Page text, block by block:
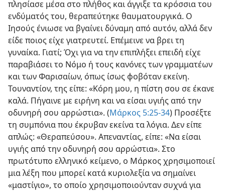
πλησίασε μέσα στο πλήθος και άγγιξε τα κρόσσια του
ενδύματός του, θεραπεύτηκε θαυματουργικά. Ο
Ιησούς ένιωσε να βγαίνει δύναμη από αυτόν, αλλά δεν
είδε ποιος είχε γιατρευτεί. Επέμεινε να βρει τη
γυναίκα. Γιατί; Όχι για να την επιπλήξει επειδή είχε
παραβιάσει το Νόμο ή τους κανόνες των γραμματέων
και των Φαρισαίων, όπως ίσως φοβόταν εκείνη.
Τουναντίον, της είπε: «Κόρη μου, η πίστη σου σε έκανε
καλά. Πήγαινε με ειρήνη και να είσαι υγιής από την
οδυνηρή σου αρρώστια». (Μάρκος 5:25-34) Προσέξτε
τη συμπόνια που έκρυβαν εκείνα τα λόγια. Δεν είπε
απλώς: «Θεραπεύσου». Απεναντίας, είπε: «Να είσαι
υγιής από την οδυνηρή σου αρρώστια». Στο
πρωτότυπο ελληνικό κείμενο, ο Μάρκος χρησιμοποιεί
μια λέξη που μπορεί κατά κυριολεξία να σημαίνει
«μαστίγιο», το οποίο χρησιμοποιούνταν συχνά για